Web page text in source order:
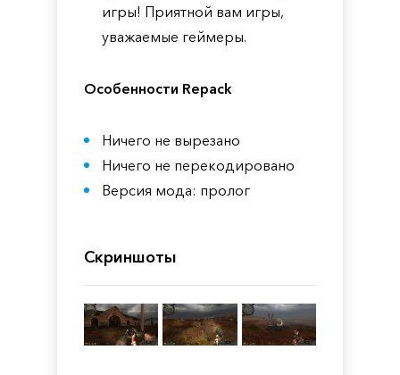
игры! Приятной вам игры,
уважаемые геймеры.
Особенности Repack
Ничего не вырезано
Ничего не перекодировано
Версия мода: пролог
Скриншоты